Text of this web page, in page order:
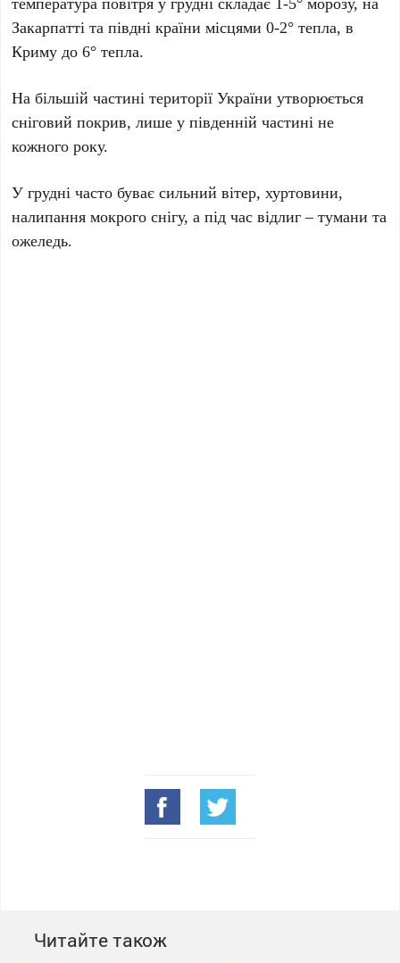
Закарпатті та півдні країни місцями 0-2° тепла, в
Криму до 6° тепла.
На більшій частині території України утворюється
сніговий покрив, лише у південній частині не
кожного року.
У грудні часто буває сильний вітер, хуртовини,
налипання мокрого снігу, а під час відлиг – тумани та
ожеледь.
Читайте також